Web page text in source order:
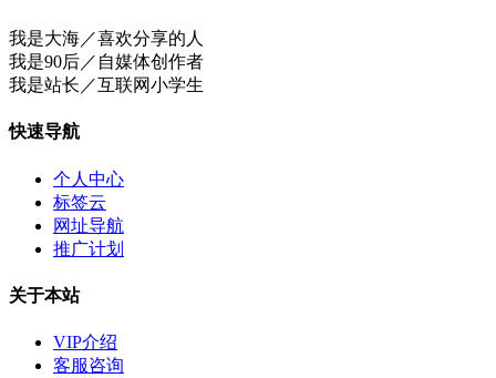
我是大海／喜欢分享的人
我是90后／自媒体创作者
我是站长／互联网小学生
快速导航
个人中心
标签云
网址导航
推广计划
关于本站
VIP介绍
客服咨询